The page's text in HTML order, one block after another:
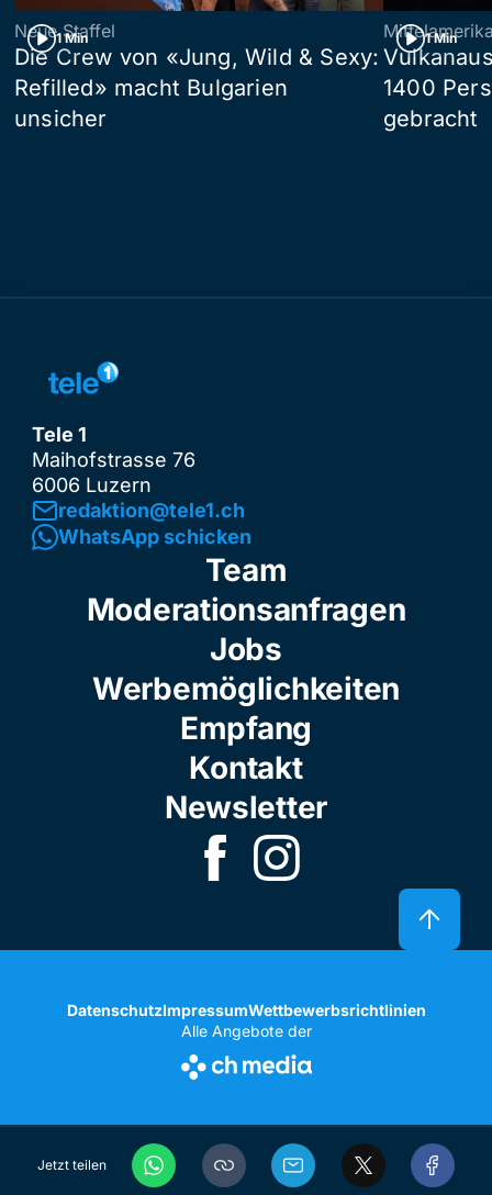
Jetzt teilen
1 Min
Neue Staffel
Die Crew von «Jung, Wild & Sexy:
Refilled» macht Bulgarien
unsicher
1 Min
1400
gebracht
Tele 1
Maihofstrasse 76
6006 Luzern
redaktion@tele1.ch
WhatsApp schicken
Team
Moderationsanfragen
Jobs
Werbemöglichkeiten
Empfang
Kontakt
Newsletter
DatenschutzImpressumWettbewerbsrichtlinien
Alle Angebote der